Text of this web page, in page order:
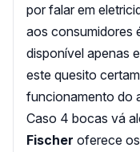
por falar em
aos consumidores
disponível apenas
este quesito
funcionamento do
Caso 4 bocas vá
Fischer oferece